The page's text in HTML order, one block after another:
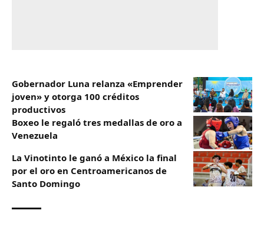
Gobernador Luna relanza «Emprender
joven» y otorga 100 créditos
productivos
Boxeo le regaló tres medallas de oro a
Venezuela
La Vinotinto le ganó a México la final
por el oro en Centroamericanos de
Santo Domingo